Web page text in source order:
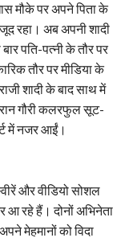
मौके पर अपने पिता के
रहा। अब अपनी शादी
पति-पत्नी के तौर पर
तौर पर मीडिया के
शादी के बाद साथ में
गौरी कलरफुल सूट-
में नजर आईं।
और वीडियो सोशल
आ रहे हैं। दोनों अभिनेता
मेहमानों को विदा